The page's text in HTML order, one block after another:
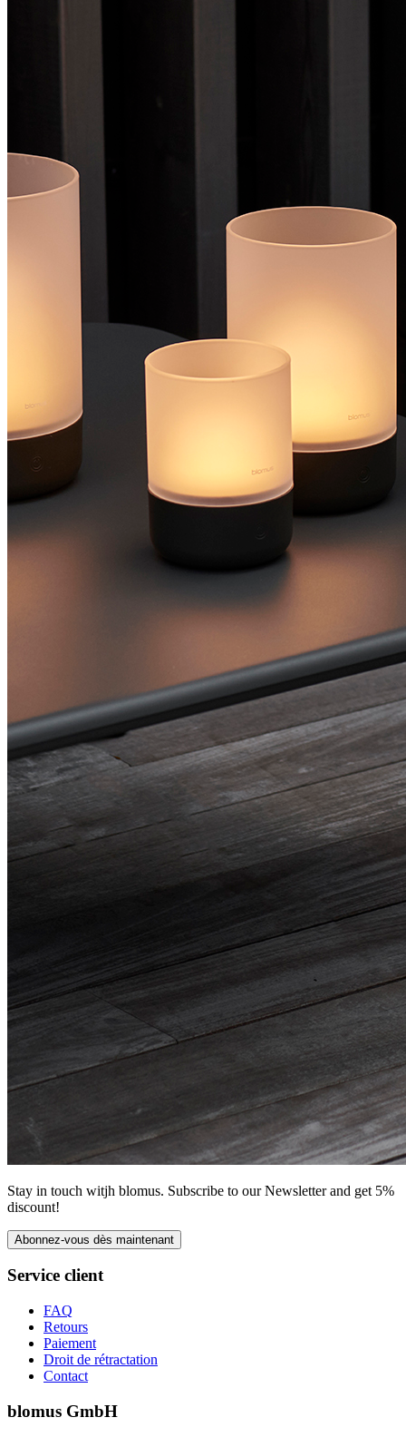
Stay in touch witjh blomus. Subscribe to our Newsletter and get 5%
discount!
Abonnez-vous dès maintenant
Service client
FAQ
Retours
Paiement
Droit de rétractation
Contact
blomus GmbH